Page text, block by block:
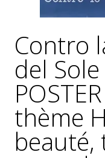
DE
L'AFFICHE
PUBLICITAIRE
FRANÇAISE
0
Contro
del Sole
thème
beauté,